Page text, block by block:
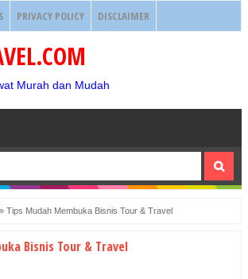
PRIVACY POLICY DISCLAIMER
Murah dan Mudah
» Tips Mudah Membuka Bisnis Tour & Travel
Bisnis Tour & Travel